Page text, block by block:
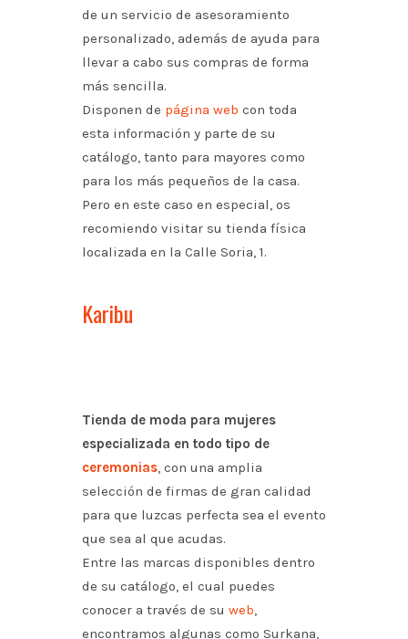
de un servicio de asesoramiento
personalizado, además de ayuda para
llevar a cabo sus compras de forma
más sencilla.
Disponen de página web con toda
esta información y parte de su
catálogo, tanto para mayores como
para los más pequeños de la casa.
Pero en este caso en especial, os
recomiendo visitar su tienda física
localizada en la Calle Soria, 1.
Karibu
Tienda de moda para mujeres
especializada en todo tipo de
ceremonias, con una amplia
selección de firmas de gran calidad
para que luzcas perfecta sea el evento
que sea al que acudas.
Entre las marcas disponibles dentro
de su catálogo, el cual puedes
conocer a través de su web,
encontramos algunas como Surkana,